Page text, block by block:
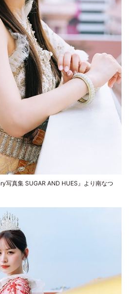
写真集 SUGAR AND HUES』より南なつ